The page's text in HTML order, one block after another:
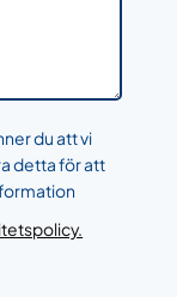
du att vi
detta för att